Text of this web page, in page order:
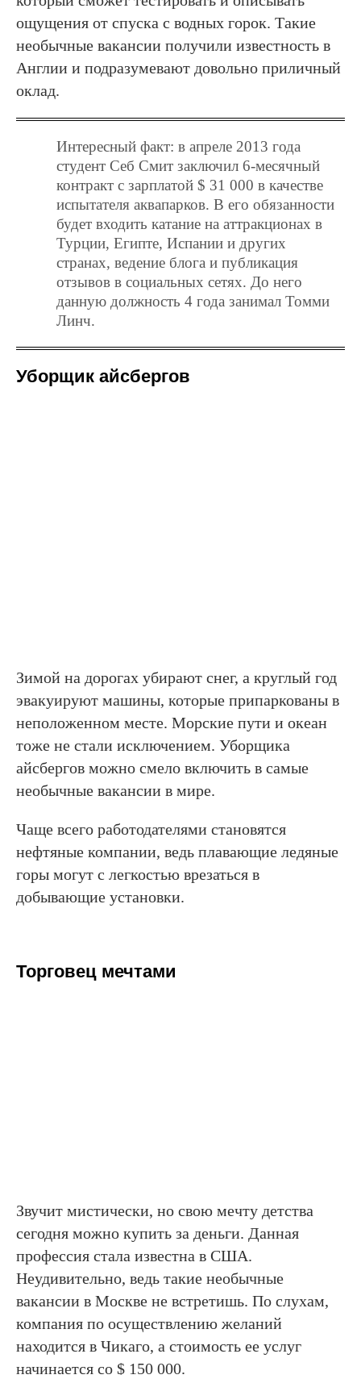
ощущения от спуска с водных горок. Такие
необычные вакансии получили известность в
Англии и подразумевают довольно приличный
оклад.
Интересный факт: в апреле 2013 года
студент Себ Смит заключил 6-месячный
контракт с зарплатой $ 31 000 в качестве
испытателя аквапарков. В его обязанности
будет входить катание на аттракционах в
Турции, Египте, Испании и других
странах, ведение блога и публикация
отзывов в социальных сетях. До него
данную должность 4 года занимал Томми
Линч.
Уборщик айсбергов
Зимой на дорогах убирают снег, а круглый год
эвакуируют машины, которые припаркованы в
неположенном месте. Морские пути и океан
тоже не стали исключением. Уборщика
айсбергов можно смело включить в самые
необычные вакансии в мире.
Чаще всего работодателями становятся
нефтяные компании, ведь плавающие ледяные
горы могут с легкостью врезаться в
добывающие установки.
Торговец мечтами
Звучит мистически, но свою мечту детства
сегодня можно купить за деньги. Данная
профессия стала известна в США.
Неудивительно, ведь такие необычные
вакансии в Москве не встретишь. По слухам,
компания по осуществлению желаний
находится в Чикаго, а стоимость ее услуг
начинается со $ 150 000.